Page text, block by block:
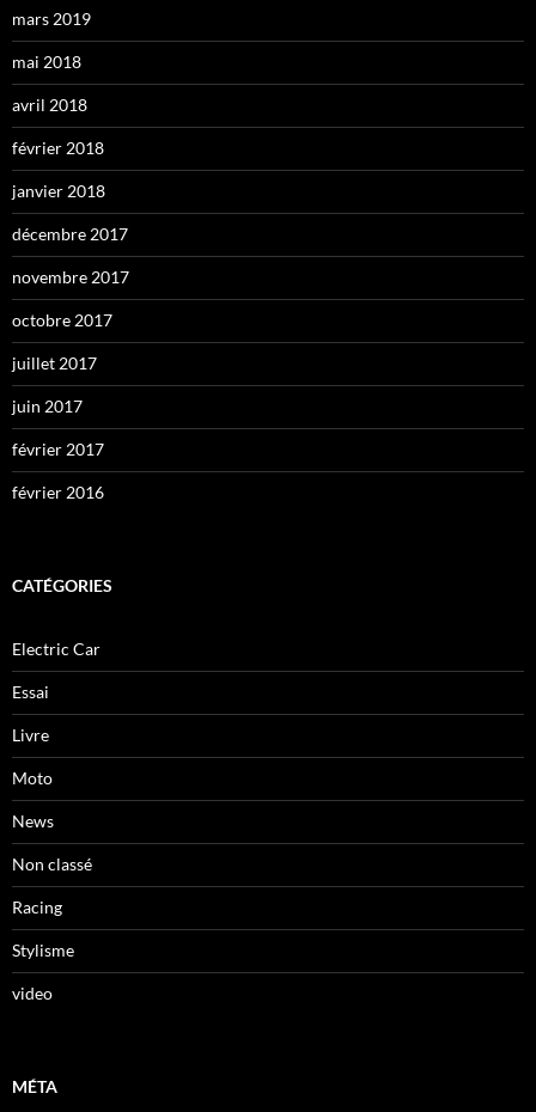
mars 2019
mai 2018
avril 2018
février 2018
janvier 2018
décembre 2017
novembre 2017
octobre 2017
juillet 2017
juin 2017
février 2017
février 2016
CATÉGORIES
Electric Car
Essai
Livre
Moto
News
Non classé
Racing
Stylisme
video
MÉTA